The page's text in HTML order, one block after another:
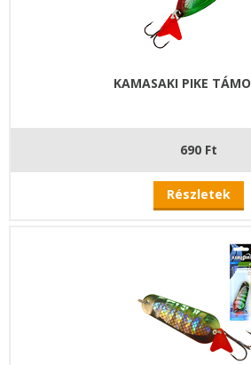
KAMASAKI PIKE
690 Ft
Részletek